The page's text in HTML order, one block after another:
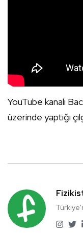
YouTube kanalı
üzerinde yaptığı